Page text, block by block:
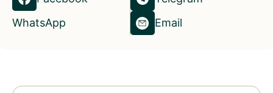
WhatsApp
Email